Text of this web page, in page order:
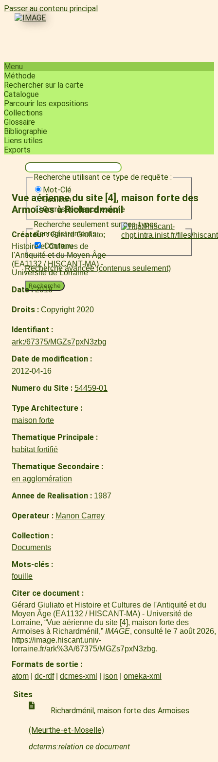
Passer au contenu principal
Menu
Méthode
Rechercher sur la carte
Catalogue
Parcourir les expositions
Collections
Glossaire
Bibliographie
Liens utiles
Exports
Recherche utilisant ce type de requête :
Mot-Clé
Booléen
Correspondance exacte
Recherche seulement sur ces types
d'enregistrements :
Contenu
Recherche avancée (contenus seulement)
Recherche
Vue aérienne du site [4], maison forte des
Armoises à Richardménil
Créateur
Gérard Giuliato
Histoire et Cultures de
l'Antiquité et du Moyen Âge
(EA1132 / HISCANT-MA) -
Université de Lorraine
Date 2018
Droits Copyright 2020
Identifiant
ark:/67375/MGZs7pxN3zbg
Date de modification
2012-04-16
Numero du Site 54459-01
Type Architecture
maison forte
Thematique Principale
habitat fortifié
Thematique Secondaire
en agglomération
Annee de Realisation 1987
Operateur Manon Carrey
Collection
Documents
Mots-clés
fouille
Citer ce document
Gérard Giuliato et Histoire et Cultures de l'Antiquité et du
Moyen Âge (EA1132 / HISCANT-MA) - Université de
Lorraine, “Vue aérienne du site [4], maison forte des
Armoises à Richardménil,” IMAGE, consulté le 7 août 2026,
https://image.hiscant.univ-
lorraine.fr/ark%3A/67375/MGZs7pxN3zbg.
Formats de sortie
atom dc-rdf dcmes-xml json omeka-xml
Sites
Richardménil, maison forte des Armoises
(Meurthe-et-Moselle)
dcterms:relation ce document